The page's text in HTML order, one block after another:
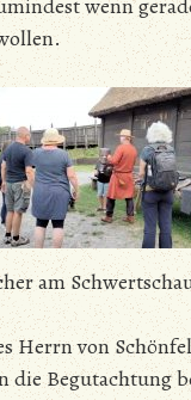
wenn
am
Herrn von
die Begutachtung